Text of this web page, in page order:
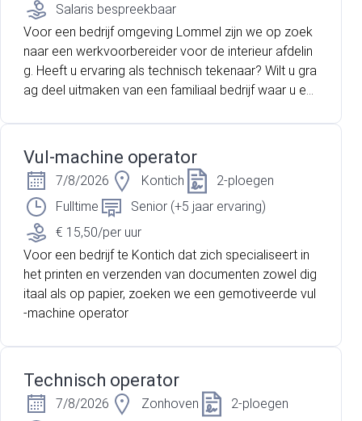
Salaris bespreekbaar
Voor een bedrijf omgeving Lommel zijn we op zoek
naar een werkvoorbereider voor de interieur afdelin
g. Heeft u ervaring als technisch tekenaar? Wilt u gra
ag deel uitmaken van een familiaal bedrijf waar u ee
snel verder!
Vul-machine operator
7/8/2026 Kontich
2-ploegen
Fulltime
Senior (+5 jaar ervaring)
€ 15,50/per uur
Voor een bedrijf te Kontich dat zich specialiseert in
het printen en verzenden van documenten zowel dig
itaal als op papier, zoeken we een gemotiveerde vul
-machine operator
Technisch operator
7/8/2026 Zonhoven
2-ploegen